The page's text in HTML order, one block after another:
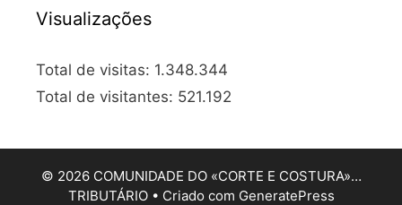
Visualizações
Total de visitas: 1.348.344
Total de visitantes: 521.192
© 2026 COMUNIDADE DO «CORTE E COSTURA»…
TRIBUTÁRIO• Criado com GeneratePress